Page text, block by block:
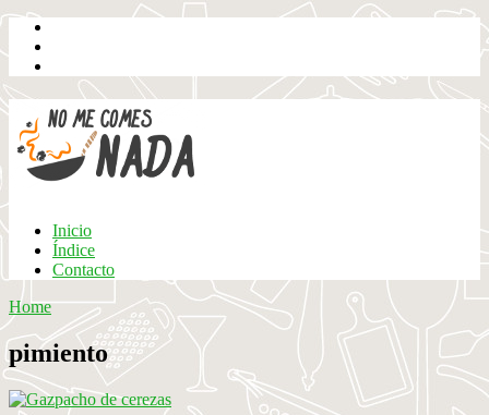
Inicio
Índice
Contacto
Home
pimiento